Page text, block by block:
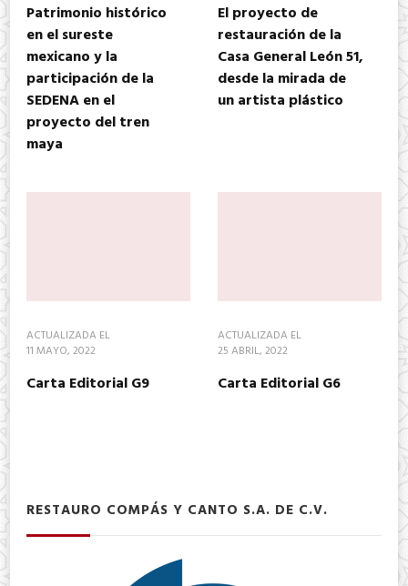
Patrimonio histórico
en el sureste
mexicano y la
participación de la
SEDENA en el
proyecto del tren
maya
El proyecto de
restauración de la
Casa General León 51,
desde la mirada de
un artista plástico
ACTUALIZADA EL
11 MAYO, 2022
Carta Editorial G9
ACTUALIZADA EL
25 ABRIL, 2022
Carta Editorial G6
RESTAURO COMPÁS Y CANTO S.A. DE C.V.